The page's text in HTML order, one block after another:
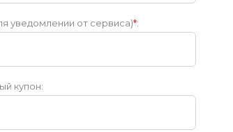
уведомлении от сервиса)*:
купон: